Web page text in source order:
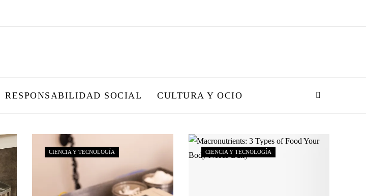
RESPONSABILIDAD SOCIAL CULTURA Y OCIO
CIENCIA Y TECNOLOGÍA CIENCIA Y TECNOLOGÍA